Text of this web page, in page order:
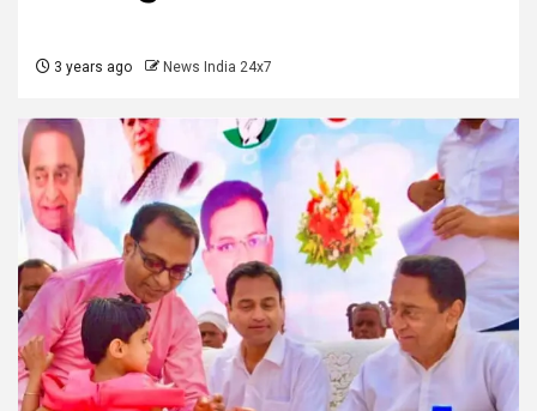
3 years ago News India 24x7